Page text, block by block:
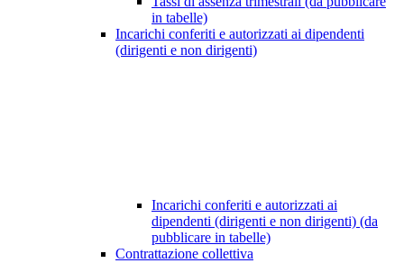
in tabelle)
Incarichi conferiti e autorizzati ai dipendenti
(dirigenti e non dirigenti)
Incarichi conferiti e autorizzati ai
dipendenti (dirigenti e non dirigenti) (da
pubblicare in tabelle)
Contrattazione collettiva